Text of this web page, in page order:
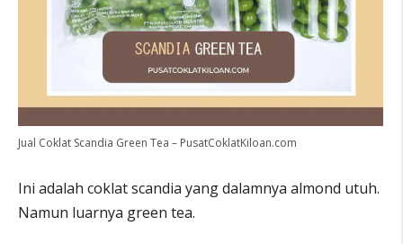
Jual Coklat Scandia Green Tea – PusatCoklatKiloan.com
Ini adalah coklat scandia yang dalamnya almond utuh.
Namun luarnya green tea.